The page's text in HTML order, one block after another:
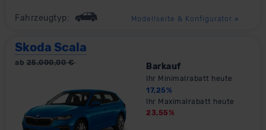
datenschutz@meinauto.de anfordern.
Datenschutzerklärung
Fahrzeugtyp: Modellseite & Konfigurator »
Skoda Scala
ab 25.000,00€ Barkauf
Ihr Minimalrabatt heute
17,25%
Ihr Maximalrabatt heute
23,55%